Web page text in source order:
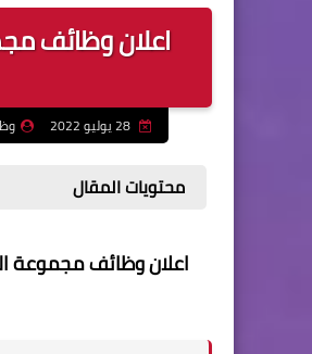
اعلان وظائف
28 يوليو 2022
محتويات المقال
اعلان وظائف مجموعة